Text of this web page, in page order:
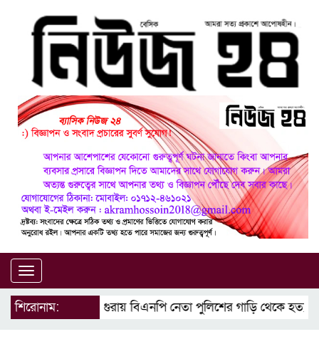
Toggle
navigation
শিরোনাম:
মাগুরায় বিএনপি নেতা পুলিশের গাড়ি থেকে হত্যা